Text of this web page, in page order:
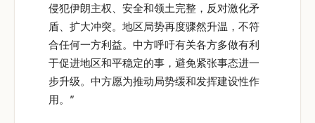
侵犯伊朗主权、安全和领土完整，反对激化矛
盾、扩大冲突。地区局势再度骤然升温，不符
合任何一方利益。中方呼吁有关各方多做有利
于促进地区和平稳定的事，避免紧张事态进一
步升级。中方愿为推动局势缓和发挥建设性作
用。”